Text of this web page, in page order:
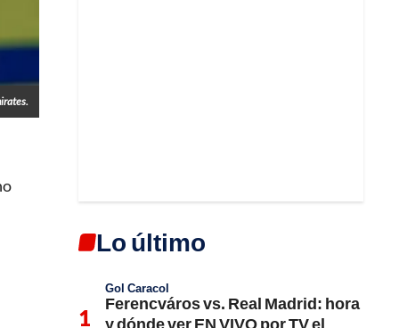
Lo último
Gol Caracol
Ferencváros vs. Real Madrid: hora
y dónde ver EN VIVO por TV el